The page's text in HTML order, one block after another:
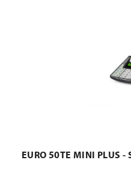
EURO 50TE MINI PLUS -